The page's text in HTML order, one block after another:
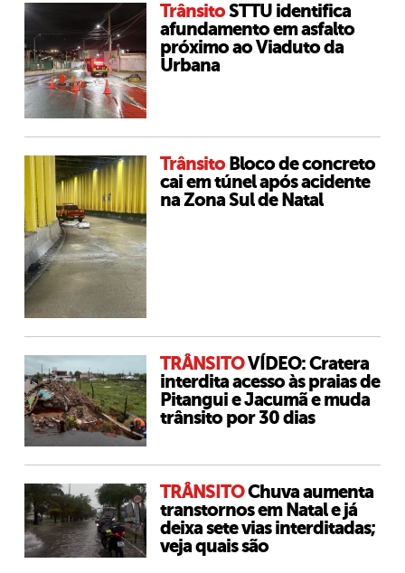
TrânsitoSTTU identifica
afundamento em asfalto
próximo ao Viaduto da
Urbana
Trânsito Bloco de concreto
cai em túnel após acidente
na Zona Sul de Natal
TRÂNSITOVÍDEO: Cratera
interdita acesso às praias de
Pitangui e Jacumã e muda
trânsito por 30 dias
TRÂNSITOChuva aumenta
transtornos em Natal e já
deixa sete vias interditadas;
veja quais são